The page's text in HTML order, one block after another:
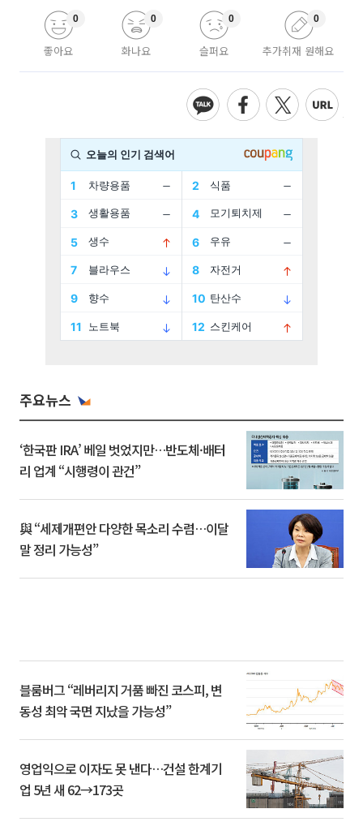
좋아요
0
화나요
0
슬퍼요
0
추가취재 원해요
0
주요뉴스
‘한국판 IRA’ 베일 벗었지만…반도체·배터
리 업계 “시행령이 관건”
與 “세제개편안 다양한 목소리 수렴…이달
말 정리 가능성”
블룸버그 “레버리지 거품 빠진 코스피, 변
동성 최악 국면 지났을 가능성”
영업익으로 이자도 못 낸다…건설 한계기
업 5년 새 62→173곳